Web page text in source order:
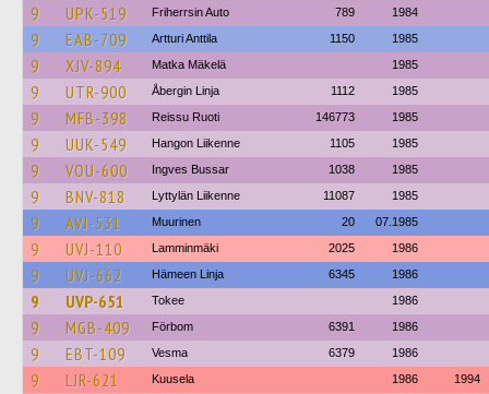
9 UPK-519 Friherrsin Auto 789 1984
9 EAB-709 Artturi Anttila 1150 1985
9 XJV-894 Matka Mäkelä 1985
9 UTR-900 Åbergin Linja 1112 1985
9 MFB-398 Reissu Ruoti 146773 1985
9 UUK-549 Hangon Liikenne 1105 1985
9 VOU-600 Ingves Bussar 1038 1985
9 BNV-818 Lyttylän Liikenne 11087 1985
9 AVJ-531 Muurinen 20 07.1985
9 UVJ-110 Lamminmäki 2025 1986
9 UVJ-662 Hämeen Linja 6345 1986
9 UVP-651 Tokee 1986
9 MGB-409 Förbom 6391 1986
9 EBT-109 Vesma 6379 1986
9 LJR-621 Kuusela 1986 1994